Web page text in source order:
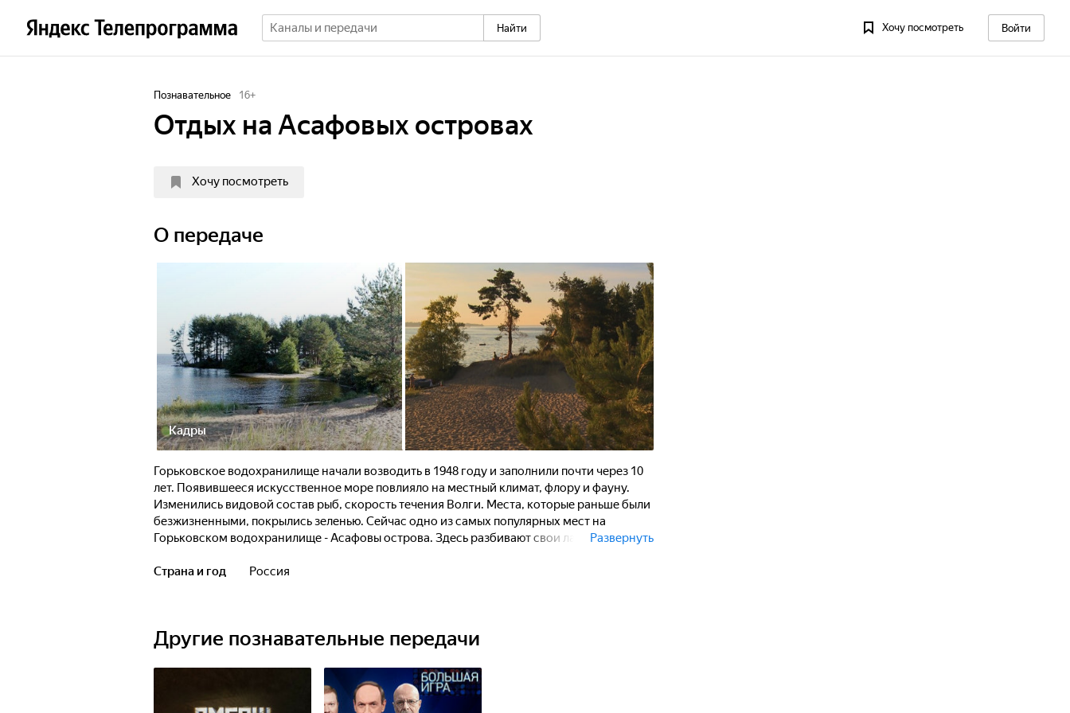
Найти Хочу посмотреть Войти
Познавательное 16+
Отдых на Асафовых островах
Хочу посмотреть
О передаче
Кадры
Горьковское водохранилище начали возводить в 1948 году и заполнили почти через 10
лет. Появившееся искусственное море повлияло на местный климат, флору и фауну.
Изменились видовой состав рыб, скорость течения Волги. Места, которые раньше были
безжизненными, покрылись зеленью. Сейчас одно из самых популярных мест на
Горьковском водохранилище - Асафовы острова. Здесь разбивают свои лагеря рыбаки,
Развернуть
Страна и год Россия
Другие познавательные передачи